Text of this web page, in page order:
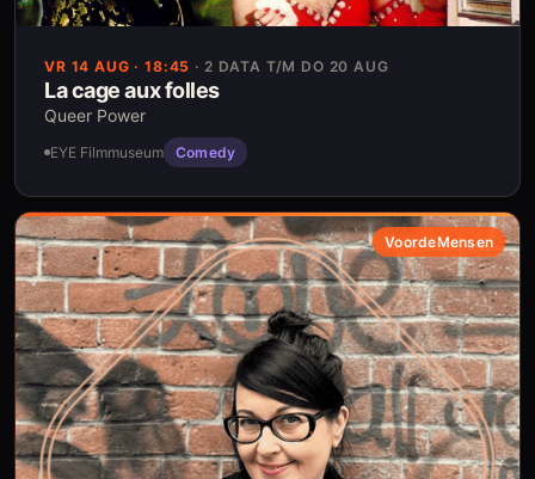
VR 14 AUG · 18:45 · 2 DATA T/M DO 20 AUG
La cage aux folles
Queer Power
EYE Filmmuseum Comedy
VoordeMensen